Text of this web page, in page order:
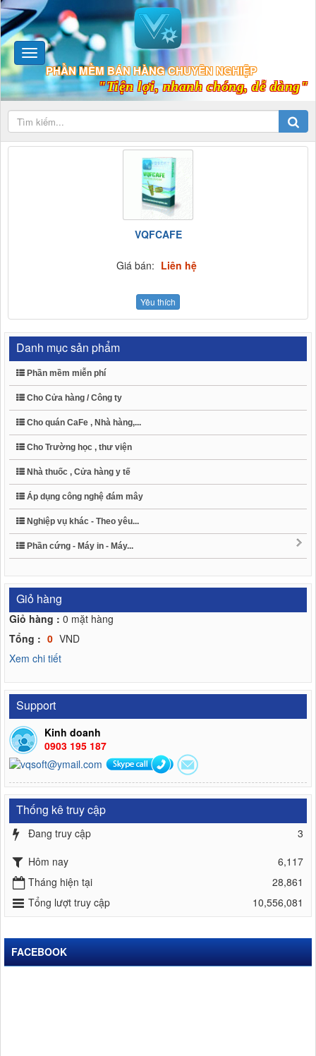
PHẦN MỀM BÁN HÀNG CHUYÊN NGHIỆP
"Tiện lợi, nhanh chóng, dễ dàng"
VQFCAFE
Giá bán: Liên hệ
Yêu thích
Danh mục sản phẩm
Phần mềm miễn phí
Cho Cửa hàng / Công ty
Cho quán CaFe , Nhà hàng,...
Cho Trường học , thư viện
Nhà thuốc , Cửa hàng y tế
Áp dụng công nghệ đám mây
Nghiệp vụ khác - Theo yêu...
Phần cứng - Máy in - Máy...
Giỏ hàng
Giỏ hàng : 0 mặt hàng
Tổng : 0 VND
Xem chi tiết
Support
Kinh doanh
0903 195 187
Thống kê truy cập
Đang truy cập
3
Hôm nay
6,117
Tháng hiện tại
28,861
Tổng lượt truy cập
10,556,081
FACEBOOK